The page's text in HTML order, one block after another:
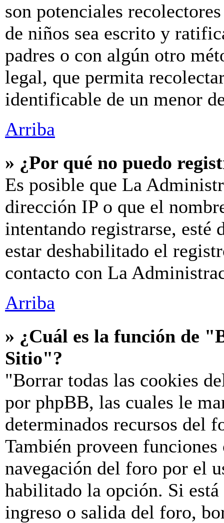
son potenciales
de niños sea escrito y
padres o con algún otro
legal, que permita
identificable de un menor
Arriba
» ¿Por qué no puedo
Es posible que La
dirección IP o que el
intentando registrarse, esté
estar deshabilitado el
contacto con La
Arriba
» ¿Cuál es la función de
Sitio"?
"Borrar todas las cookies
por phpBB, las cuales le
determinados recursos del
También proveen
navegación del foro por el
habilitado la opción. Si
ingreso o salida del foro,